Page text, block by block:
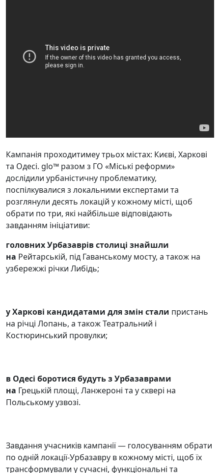
Кампанія проходитимеу трьох містах: Києві, Харкові
та Одесі. glo™ разом з ГО «Міські реформи»
дослідили урбаністичну проблематику,
поспілкувалися з локальними експертами та
розглянули десять локацій у кожному місті, щоб
обрати по три, які найбільше відповідають
завданням ініціативи:
головних Урбазаврів столиці знайшли
на Рейтарській, під Гаванському мосту, а також на
узбережжі річки Либідь;
у Харкові кандидатами для змін стали пристань
на річці Лопань, а також Театральний і
Костюринський провулки;
в Одесі боротися будуть з Урбазаврами
на Грецькій площі, Ланжероні та у сквері на
Польському узвозі.
Завдання учасників кампанії — голосуванням обрати
по одній локації-Урбазавру в кожному місті, щоб їх
трансформували у сучасні, функціональні та